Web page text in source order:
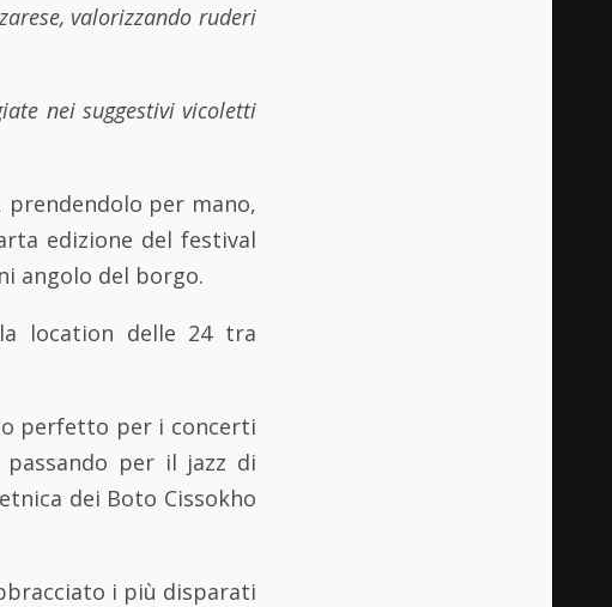
valorizzando ruderi
nei suggestivi vicoletti
per mano,
edizione del festival
angolo del borgo.
location delle 24 tra
perfetto per i concerti
per il jazz di
dei Boto Cissokho
i più disparati